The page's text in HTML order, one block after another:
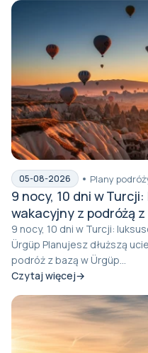
05-08-2026 Plany
9 nocy, 10 dni w
wakacyjny z podróżą z
9 nocy, 10 dni w Turcji:
Ürgüp Planujesz dłuższą ucieczkę z Kapadocji? 10-dniowa
podróż z bazą w Ürgüp...
Czytaj więcej